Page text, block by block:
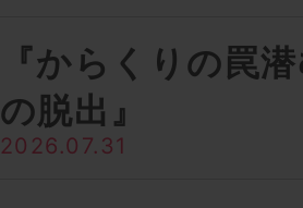
『からくりの罠
の脱出』
2026.07.31